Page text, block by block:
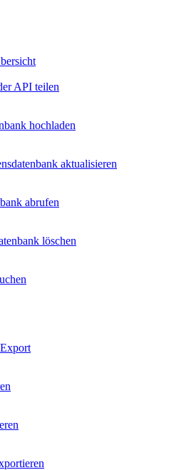
API teilen
hochladen
aktualisieren
abrufen
löschen